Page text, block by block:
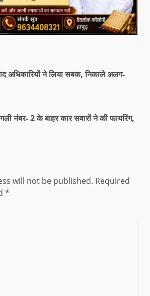
अधिकारियों ने लिया सबक, निकाले अलग-
नंबर- 2 के बाहर कार सवारों ने की फायरिंग,
will not be published. Required
*